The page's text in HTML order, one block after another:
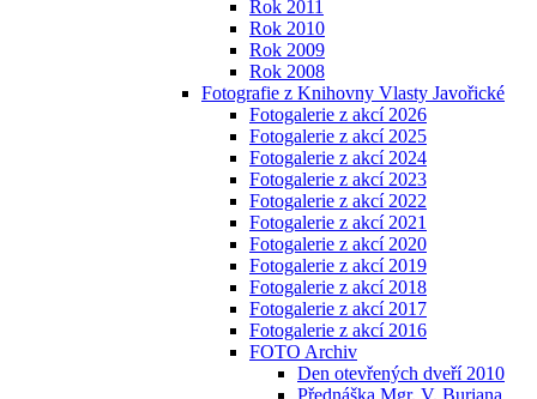
Rok 2011
Rok 2010
Rok 2009
Rok 2008
Fotografie z Knihovny Vlasty Javořické
Fotogalerie z akcí 2026
Fotogalerie z akcí 2025
Fotogalerie z akcí 2024
Fotogalerie z akcí 2023
Fotogalerie z akcí 2022
Fotogalerie z akcí 2021
Fotogalerie z akcí 2020
Fotogalerie z akcí 2019
Fotogalerie z akcí 2018
Fotogalerie z akcí 2017
Fotogalerie z akcí 2016
FOTO Archiv
Den otevřených dveří 2010
Přednáška Mgr. V. Buriana